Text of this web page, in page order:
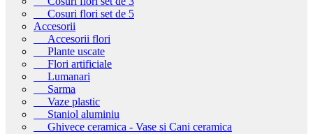
Cosuri flori set de 5
Accesorii
Accesorii flori
Plante uscate
Flori artificiale
Lumanari
Sarma
Vaze plastic
Staniol aluminiu
Ghivece ceramica - Vase si Cani ceramica